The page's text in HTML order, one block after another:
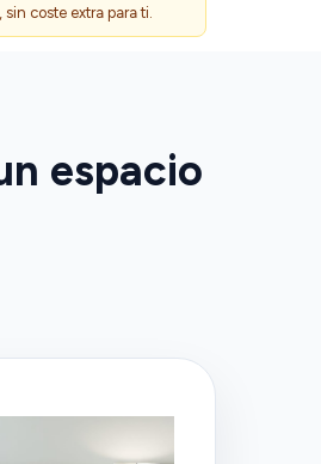
coste extra para ti.
espacio